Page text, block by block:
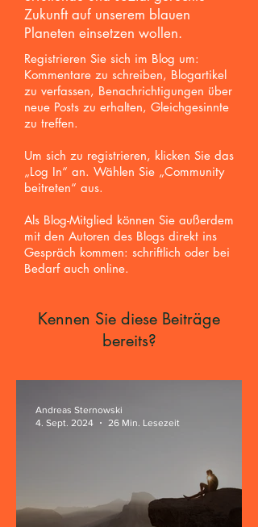
Zukunft auf unserem blauen
Planeten einsetzen wollen.
Registrieren Sie sich im Blog um:
Kommentare zu schreiben, Blogartikel
zu verfassen, Benachrichtigungen über
neue Posts zu erhalten, Gleichgesinnte
zu treffen.
Um sich zu registrieren, klicken Sie das
„Log In“ an. Wählen Sie „Community
beitreten“ aus.
Als Blog-Mitglied können Sie außerdem
mit den Autoren des Blogs direkt ins
Gespräch kommen: schriftlich oder bei
Bedarf auch online.
Kennen Sie diese Beiträge
bereits?
Andreas Sternowski
4. Sept. 2024
26 Min. Lesezeit